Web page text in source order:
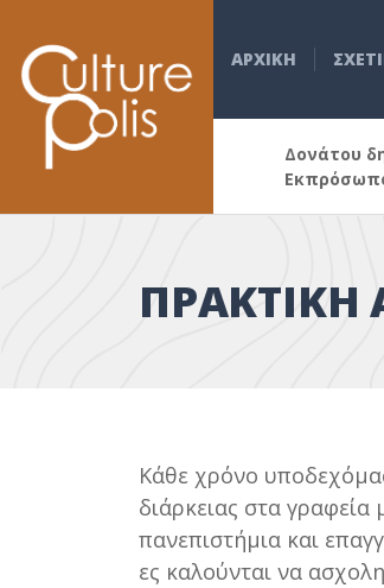
ΑΡΧΙΚΗ
Δονάτου
ΠΡΑΚΤΙΚΗ
Κάθε χρόνο
διάρκειας στα
πανεπιστήμια και
ες καλούνται να